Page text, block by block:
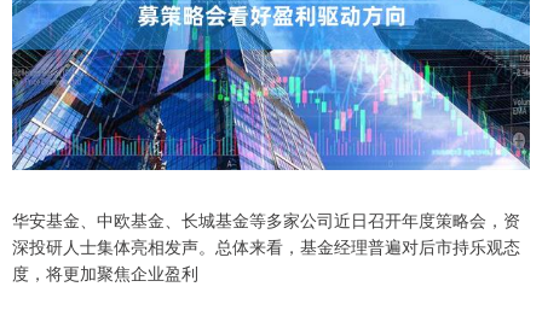
华安基金、中欧基金、长城基金等多家公司近日召开年度策略会，资
深投研人士集体亮相发声。总体来看，基金经理普遍对后市持乐观态
度，将更加聚焦企业盈利